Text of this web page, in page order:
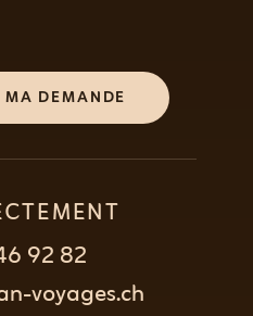
DEMANDE
92 82
voyages.ch